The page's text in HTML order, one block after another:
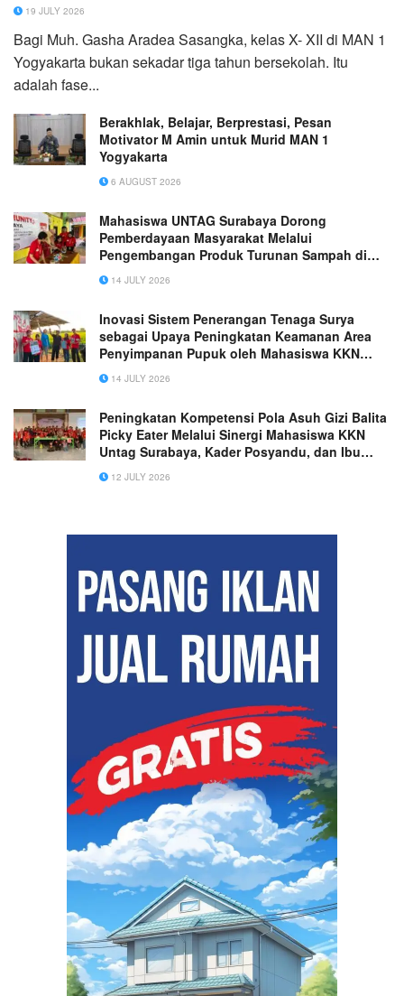
19 JULY 2026
Bagi Muh. Gasha Aradea Sasangka, kelas X- XII di MAN 1
Yogyakarta bukan sekadar tiga tahun bersekolah. Itu
adalah fase...
Berakhlak, Belajar, Berprestasi, Pesan
Motivator M Amin untuk Murid MAN 1
Yogyakarta
6 AUGUST 2026
Mahasiswa UNTAG Surabaya Dorong
Pemberdayaan Masyarakat Melalui
Pengembangan Produk Turunan Sampah di
Desa Raci Kulon
14 JULY 2026
Inovasi Sistem Penerangan Tenaga Surya
sebagai Upaya Peningkatan Keamanan Area
Penyimpanan Pupuk oleh Mahasiswa KKN
Untag Surabaya
14 JULY 2026
Peningkatan Kompetensi Pola Asuh Gizi Balita
Picky Eater Melalui Sinergi Mahasiswa KKN
Untag Surabaya, Kader Posyandu, dan Ibu
Muda di Desa Lasem, Kecamatan Sidayu,
Kabupaten Gresik
12 JULY 2026